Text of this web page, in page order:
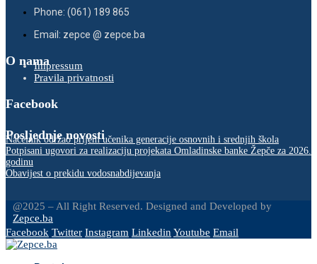
Phone: (061) 189 865
Email: zepce @ zepce.ba
O namaImpressum
Pravila privatnosti
Facebook
Posljednje novosti
Načelnik održao prijem učenika generacije osnovnih i srednjih škola
Potpisani ugovori za realizaciju projekata Omladinske banke Žepče za 2026.
godinu
Obavijest o prekidu vodosnabdijevanja
@2025 – All Right Reserved. Designed and Developed by
Zepce.ba
Facebook Twitter Instagram Linkedin Youtube Email